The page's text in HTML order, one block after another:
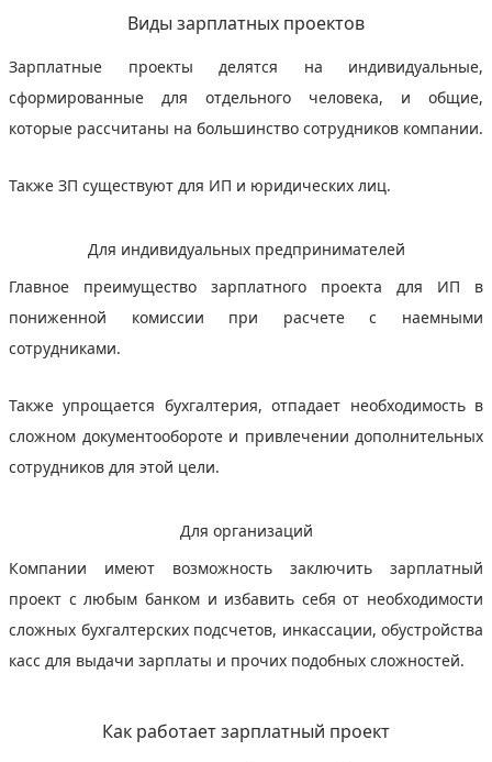
Виды зарплатных проектов
Зарплатные проекты делятся на индивидуальные,
сформированные для отдельного человека, и общие,
которые рассчитаны на большинство сотрудников компании.
Также ЗП существуют для ИП и юридических лиц.
Для индивидуальных предпринимателей
Главное преимущество зарплатного проекта для ИП в
пониженной комиссии при расчете с наемными
сотрудниками.
Также упрощается бухгалтерия, отпадает необходимость в
сложном документообороте и привлечении дополнительных
сотрудников для этой цели.
Для организаций
Компании имеют возможность заключить зарплатный
проект с любым банком и избавить себя от необходимости
сложных бухгалтерских подсчетов, инкассации, обустройства
касс для выдачи зарплаты и прочих подобных сложностей.
Как работает зарплатный проект